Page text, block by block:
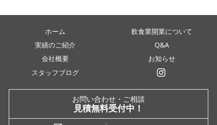
ホーム
飲食業開業について
実績のご紹介
Q&A
会社概要
お知らせ
スタッフブログ
お問い合わせ・ご相談
見積無料受付中！